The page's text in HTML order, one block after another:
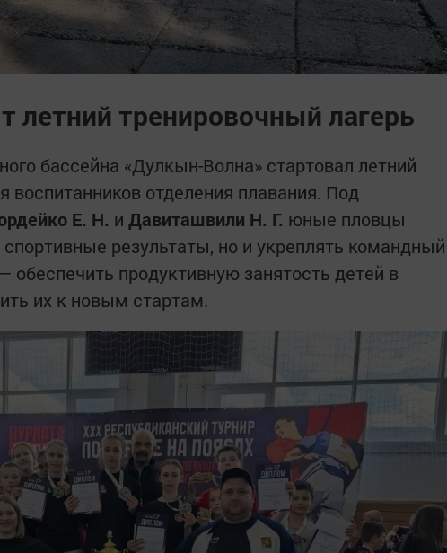
летний тренировочный лагерь
бассейна «Дулкын-Волна» стартовал летний
воспитанников отделения плавания. Под
Е. Н. и Давиташвили Н. Г. юные пловцы
спортивные результаты, но и укреплять командный
обеспечить продуктивную занятость детей в
их к новым стартам.